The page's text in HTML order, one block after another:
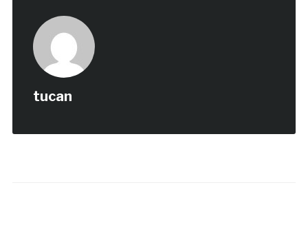
tucan